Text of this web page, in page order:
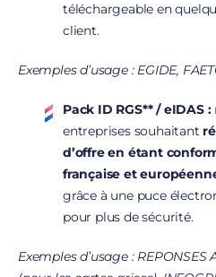
téléchargeable en
client.
Exemples d’usage : EGIDE,
Pack ID RGS** / eIDAS :
entreprises souhaitant
d’offre en étant
française et
grâce à une puce
pour plus de sécurité.
Exemples d’usage : REPONSES